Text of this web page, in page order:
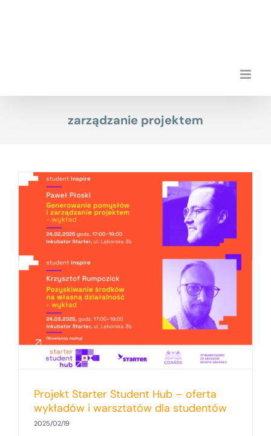
zarządzanie projektem
Projekt Starter Student Hub – oferta
wykładów i warsztatów dla studentów
2025/02/19